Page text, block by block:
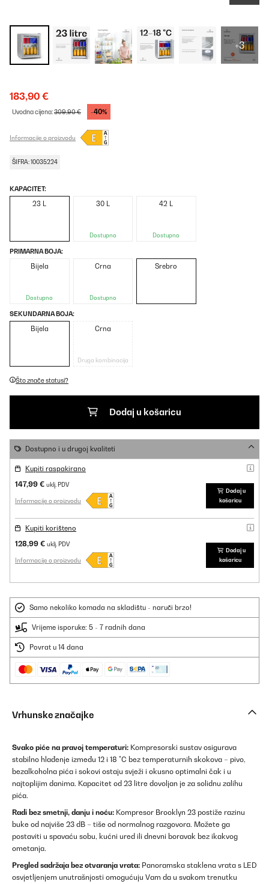
+3
183,90 €
Uvodna cijena:309,90 € -40%
Informacije o proizvodu
ŠIFRA: 10035224
KAPACITET:
23 L 30 L
Dostupno
42 L
Dostupno
PRIMARNA BOJA:
Bijela
Dostupno
Crna
Dostupno
Srebro
SEKUNDARNA BOJA:
Bijela Crna
Druga kombinacija
Što znače statusi?
Dodaj u košaricu
Dostupno i u drugoj kvaliteti
Kupiti raspakirano
147,99 € uklj. PDV
Informacije o proizvodu
Dodaj u
košaricu
Kupiti korišteno
128,99 € uklj. PDV
Informacije o proizvodu
Dodaj u
košaricu
Samo nekoliko komada na skladištu - naruči brzo!
Vrijeme isporuke: 5 - 7 radnih dana
Povrat u 14 dana
Vrhunske značajke
Svako piće na pravoj temperaturi: Kompresorski sustav osigurava
stabilno hlađenje između 12 i 18 °C bez temperaturnih skokova – pivo,
bezalkoholna pića i sokovi ostaju svježi i okusno optimalni čak i u
najtoplijim danima. Kapacitet od 23 litre dovoljan je za solidnu zalihu
pića.
Radi bez smetnji, danju i noću: Kompresor Brooklyn 23 postiže razinu
buke od najviše 23 dB – tiše od normalnog razgovora. Možete ga
postaviti u spavaću sobu, kućni ured ili dnevni boravak bez ikakvog
ometanja.
Pregled sadržaja bez otvaranja vrata: Panoramska staklena vrata s LED
osvjetljenjem unutrašnjosti omogućuju Vam da u svakom trenutku